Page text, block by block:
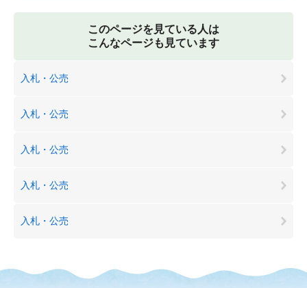
このページを見ている人は
こんなページも見ています
入札・公売
入札・公売
入札・公売
入札・公売
入札・公売